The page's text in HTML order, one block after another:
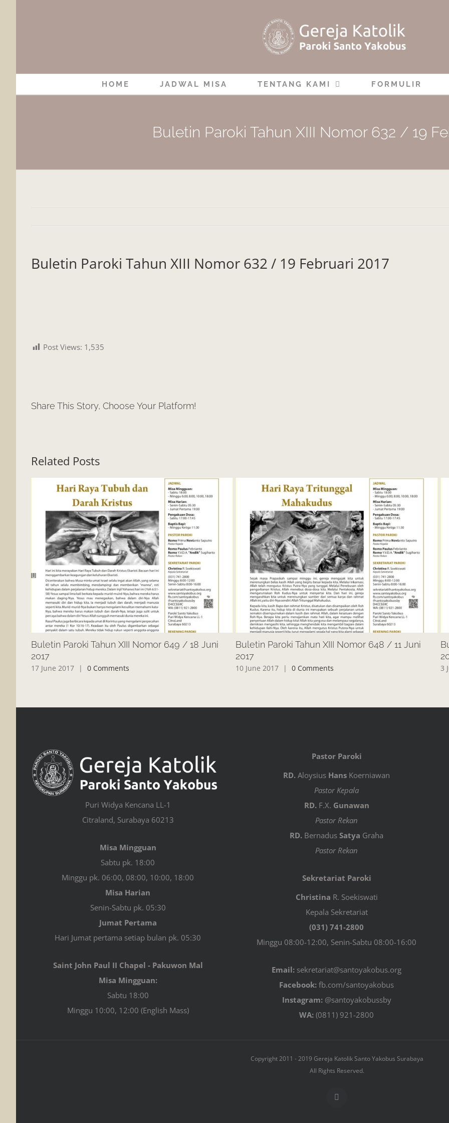
HOME JADWAL MISA TENTANG KAMI FORMULIR
Buletin Paroki Tahun XIII Nomor 632 / 19
Buletin Paroki Tahun XIII Nomor 632 / 19 Februari 2017
Post Views: 1,535
Share This Story, Choose Your Platform!
Related Posts
Buletin Paroki Tahun XIII Nomor 649 / 18 Juni
2017
17 June 2017 | 0 Comments
Buletin Paroki Tahun XIII Nomor 648 / 11 Juni
2017
10 June 2017 | 0 Comments 3
Puri Widya Kencana LL-1
Citraland, Surabaya 60213
Misa Mingguan
Sabtu pk. 18:00
Minggu pk. 06:00, 08:00, 10:00, 18:00
Misa Harian
Senin-Sabtu pk. 05:30
Jumat Pertama
Hari Jumat pertama setiap bulan pk. 05:30
Saint John Paul II Chapel - Pakuwon Mal
Misa Mingguan:
Sabtu 18:00
Minggu 10:00, 12:00 (English Mass)
Pastor Paroki
RD. Aloysius Hans Koerniawan
Pastor Kepala
RD.F.X. Gunawan
Pastor Rekan
RD. BernadusSatya Graha
Pastor Rekan
Sekretariat Paroki
Christina R. Soekiswati
Kepala Sekretariat
(031) 741-2800
Minggu 08:00-12:00, Senin-Sabtu 08:00-16:00
Email: sekretariat@santoyakobus.org
Facebook: fb.com/santoyakobus
Instagram:@santoyakobussby
WA: (0811) 921-2800
Copyright 2011 - 2019 Gereja Katolik Santo Yakobus Surabaya
All Rights Reserved.
Facebook